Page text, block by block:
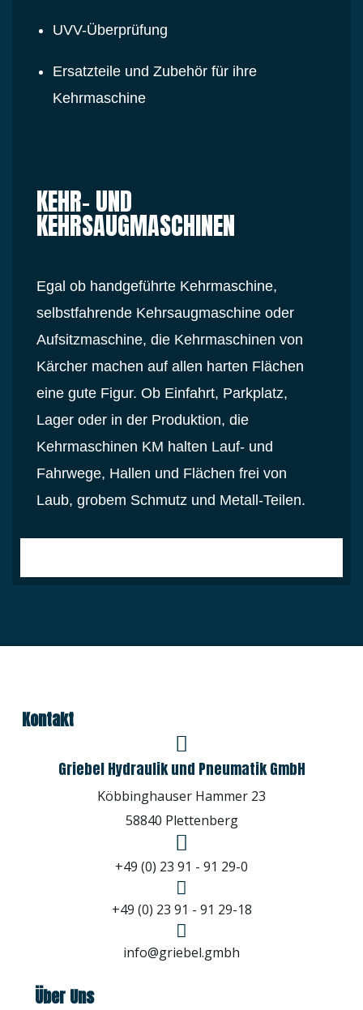
UVV-Überprüfung
Ersatzteile und Zubehör für ihre
Kehrmaschine
KEHR- UND
KEHRSAUGMASCHINEN
Egal ob handgeführte Kehrmaschine,
selbstfahrende Kehrsaugmaschine oder
Aufsitzmaschine, die Kehrmaschinen von
Kärcher machen auf allen harten Flächen
eine gute Figur. Ob Einfahrt, Parkplatz,
Lager oder in der Produktion, die
Kehrmaschinen KM halten Lauf- und
Fahrwege, Hallen und Flächen frei von
Laub, grobem Schmutz und Metall-Teilen.
Kontakt
Griebel Hydraulik und Pneumatik GmbH
Köbbinghauser Hammer 23
58840 Plettenberg
+49 (0) 23 91 - 91 29-0
+49 (0) 23 91 - 91 29-18
info@griebel.gmbh
Über Uns